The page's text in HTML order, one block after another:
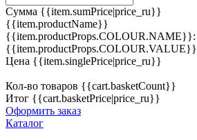
Сумма {{item.sumPrice|price_ru}}
{{item.productName}}
{{item.productProps.COLOUR.NAME}}:
{{item.productProps.COLOUR.VALUE}}
Цена {{item.singlePrice|price_ru}}
Кол-во товаров {{cart.basketCount}}
Итог {{cart.basketPrice|price_ru}}
Оформить заказ
Каталог